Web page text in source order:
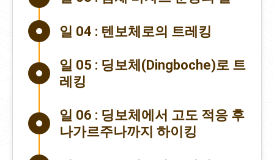
일 04 : 텐보체로의 트레킹
일 05 : 딩보체(Dingboche)로 트
레킹
일 06 : 딩보체에서 고도 적응 후
나가르주나까지 하이킹